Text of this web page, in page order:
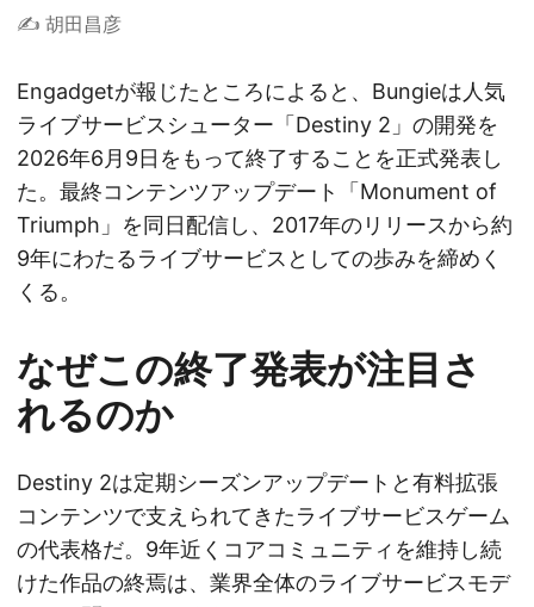
✍️ 胡田昌彦
Engadgetが報じたところによると、Bungieは人気
ライブサービスシューター「Destiny 2」の開発を
2026年6月9日をもって終了することを正式発表し
た。最終コンテンツアップデート「Monument of
Triumph」を同日配信し、2017年のリリースから約
9年にわたるライブサービスとしての歩みを締めく
くる。
なぜこの終了発表が注目さ
れるのか
Destiny 2は定期シーズンアップデートと有料拡張
コンテンツで支えられてきたライブサービスゲーム
の代表格だ。9年近くコアコミュニティを維持し続
けた作品の終焉は、業界全体のライブサービスモデ